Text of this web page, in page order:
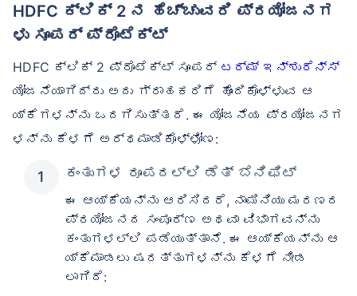
HDFC ಕ್ಲಿಕ್ 2 ನ ಹೆಚ್ಚುವರಿ ಪ್ರಯೋಜನಗ
ಳು ಸೂಪರ್ ಪ್ರೊಟೆಕ್ಟ್
HDFC ಕ್ಲಿಕ್ 2 ಪ್ರೊಟೆಕ್ಟ್ ಸೂಪರ್ ಟರ್ಮ್ ಇನ್ಶುರೆನ್ಸ್
ಯೋಜನೆಯಾಗಿದ್ದು ಅದು ಗ್ರಾಹಕರಿಗೆ ಹೊಂದಿಕೊಳ್ಳುವ ಆ
ಯ್ಕೆಗಳನ್ನು ಒದಗಿಸುತ್ತದೆ. ಈ ಯೋಜನೆಯ ಪ್ರಯೋಜನಗ
ಳನ್ನು ಕೆಳಗೆ ಅರ್ಥಮಾಡಿಕೊಳ್ಳೋಣ:
ಕಂತುಗಳ ರೂಪದಲ್ಲಿ ಡೆತ್ ಬೆನಿಫಿಟ್
ಈ ಆಯ್ಕೆಯನ್ನು ಆರಿಸಿದರೆ, ನಾಮಿನಿಯು ಮರಣದ
ಪ್ರಯೋಜನದ ಸಂಪೂರ್ಣ ಅಥವಾ ವಿಭಾಗವನ್ನು
ಕಂತುಗಳಲ್ಲಿ ಪಡೆಯುತ್ತಾನೆ. ಈ ಆಯ್ಕೆಯನ್ನು ಆ
ಯ್ಕೆಮಾಡಲು ಷರತ್ತುಗಳನ್ನು ಕೆಳಗೆ ನೀಡ
ಲಾಗಿದೆ: